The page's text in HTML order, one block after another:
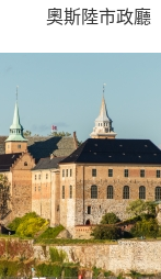
奧斯陸市政廳